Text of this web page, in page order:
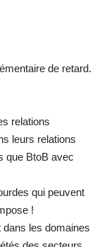
de retard.
relations
leurs relations
que BtoB avec
qui peuvent
!
dans les domaines